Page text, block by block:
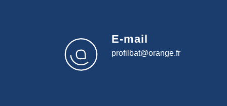
E-mail
profilbat@orange.fr